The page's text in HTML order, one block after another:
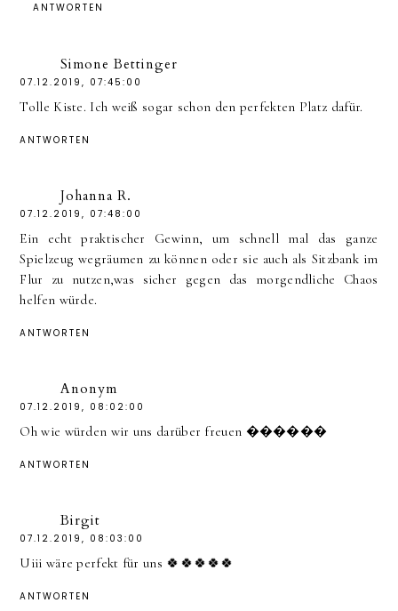
ANTWORTEN
Simone Bettinger
07.12.2019, 07:45:00
Tolle Kiste. Ich weiß sogar schon den perfekten Platz dafür.
ANTWORTEN
Johanna R.
07.12.2019, 07:48:00
Ein echt praktischer Gewinn, um schnell mal das ganze
Spielzeug wegräumen zu können oder sie auch als Sitzbank im
Flur zu nutzen,was sicher gegen das morgendliche Chaos
helfen würde.
ANTWORTEN
Anonym
07.12.2019, 08:02:00
Oh wie würden wir uns darüber freuen ������
ANTWORTEN
Birgit
07.12.2019, 08:03:00
Uiii wäre perfekt für uns 🍀🍀🍀🍀🍀
ANTWORTEN